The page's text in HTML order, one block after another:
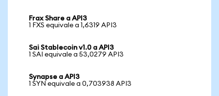
Frax Share a API3
1 FXS equivale a 1,6319 API3
Sai Stablecoin v1.0 a API3
1 SAI equivale a 53,0279 API3
Synapse a API3
1 SYN equivale a 0,703938 API3